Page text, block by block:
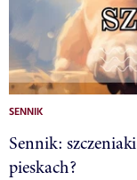
SENNIK
Sennik:
pieskach?